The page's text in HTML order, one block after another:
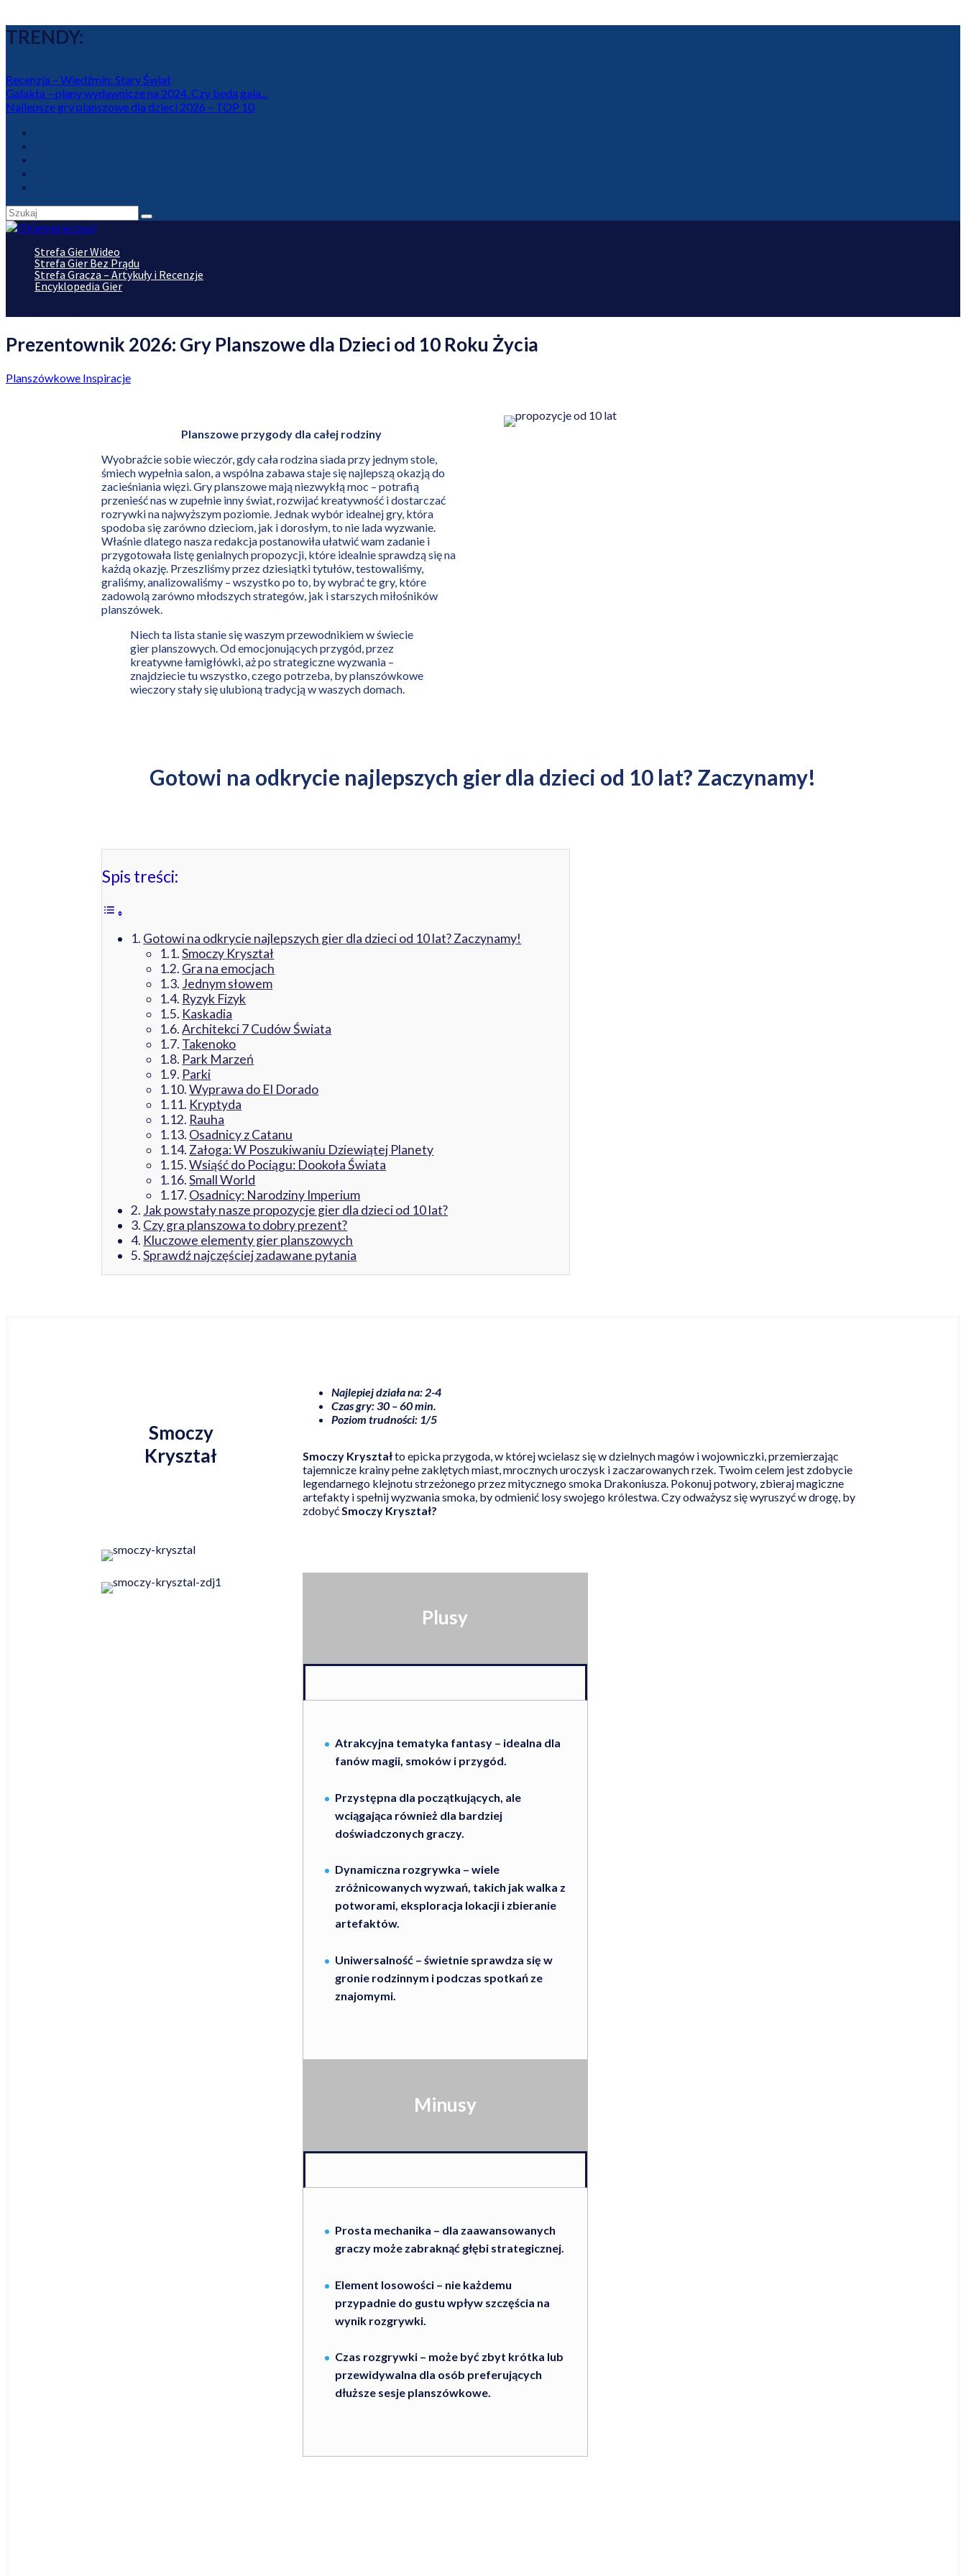
TRENDY:
Recenzja – Wiedźmin: Stary Świat
Galakta – plany wydawnicze na 2024. Czy będą gala...
Najlepsze gry planszowe dla dzieci 2026 – TOP 10
Strefa Gier Wideo
Strefa Gier Bez Prądu
Strefa Gracza – Artykuły i Recenzje
Encyklopedia Gier
Prezentownik 2026: Gry Planszowe dla Dzieci od 10 Roku Życia
Planszówkowe Inspiracje
Planszowe przygody dla całej rodziny
Wyobraźcie sobie wieczór, gdy cała rodzina siada przy jednym stole,
śmiech wypełnia salon, a wspólna zabawa staje się najlepszą okazją do
zacieśniania więzi. Gry planszowe mają niezwykłą moc – potrafią
przenieść nas w zupełnie inny świat, rozwijać kreatywność i dostarczać
rozrywki na najwyższym poziomie. Jednak wybór idealnej gry, która
spodoba się zarówno dzieciom, jak i dorosłym, to nie lada wyzwanie.
Właśnie dlatego nasza redakcja postanowiła ułatwić wam zadanie i
przygotowała listę genialnych propozycji, które idealnie sprawdzą się na
każdą okazję. Przeszliśmy przez dziesiątki tytułów, testowaliśmy,
graliśmy, analizowaliśmy – wszystko po to, by wybrać te gry, które
zadowolą zarówno młodszych strategów, jak i starszych miłośników
planszówek.
Niech ta lista stanie się waszym przewodnikiem w świecie
gier planszowych. Od emocjonujących przygód, przez
kreatywne łamigłówki, aż po strategiczne wyzwania –
znajdziecie tu wszystko, czego potrzeba, by planszówkowe
wieczory stały się ulubioną tradycją w waszych domach.
Gotowi na odkrycie najlepszych gier dla dzieci od 10 lat? Zaczynamy!
Spis treści:
Gotowi na odkrycie najlepszych gier dla dzieci od 10 lat? Zaczynamy!
Smoczy Kryształ
Gra na emocjach
Jednym słowem
Ryzyk Fizyk
Kaskadia
Architekci 7 Cudów Świata
Takenoko
Park Marzeń
Parki
Wyprawa do El Dorado
Kryptyda
Rauha
Osadnicy z Catanu
Załoga: W Poszukiwaniu Dziewiątej Planety
Wsiąść do Pociągu: Dookoła Świata
Small World
Osadnicy: Narodziny Imperium
Jak powstały nasze propozycje gier dla dzieci od 10 lat?
Czy gra planszowa to dobry prezent?
Kluczowe elementy gier planszowych
Sprawdź najczęściej zadawane pytania
Smoczy
Kryształ
Najlepiej działa na: 2-4
Czas gry: 30 – 60 min.
Poziom trudności: 1/5
Smoczy Kryształto epicka przygoda, w której wcielasz się w dzielnych magów i wojowniczki, przemierzając
tajemnicze krainy pełne zaklętych miast, mrocznych uroczysk i zaczarowanych rzek. Twoim celem jest zdobycie
legendarnego klejnotu strzeżonego przez mitycznego smoka Drakoniusza. Pokonuj potwory, zbieraj magiczne
artefakty i spełnij wyzwania smoka, by odmienić losy swojego królestwa. Czy odważysz się wyruszyć w drogę, by
zdobyć Smoczy Kryształ?
Plusy
Atrakcyjna tematyka fantasy – idealna dla
fanów magii, smoków i przygód.
Przystępna dla początkujących, ale
wciągająca również dla bardziej
doświadczonych graczy.
Dynamiczna rozgrywka – wiele
zróżnicowanych wyzwań, takich jak walka z
potworami, eksploracja lokacji i zbieranie
artefaktów.
Uniwersalność – świetnie sprawdza się w
gronie rodzinnym i podczas spotkań ze
znajomymi.
Minusy
Prosta mechanika – dla zaawansowanych
graczy może zabraknąć głębi strategicznej.
Element losowości – nie każdemu
przypadnie do gustu wpływ szczęścia na
wynik rozgrywki.
Czas rozgrywki – może być zbyt krótka lub
przewidywalna dla osób preferujących
dłuższe sesje planszówkowe.